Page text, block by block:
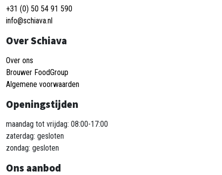
+31 (0) 50 54 91 590
info@schiava.nl
Over Schiava
Over ons
Brouwer FoodGroup
Algemene voorwaarden
Openingstijden
maandag tot vrijdag: 08:00-17:00
zaterdag: gesloten
zondag: gesloten
Ons aanbod